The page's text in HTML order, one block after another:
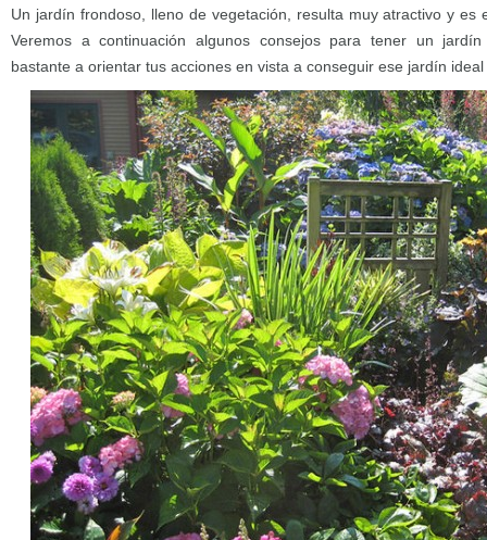
Un jardín frondoso, lleno de vegetación, resulta muy atractivo y es
Veremos a continuación algunos consejos para tener un
bastante a orientar tus acciones en vista a conseguir ese jardín